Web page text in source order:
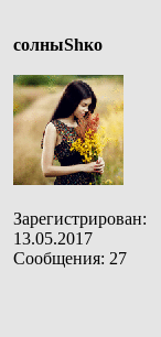
солныShко
Зарегистрирован:
13.05.2017
Сообщения: 27